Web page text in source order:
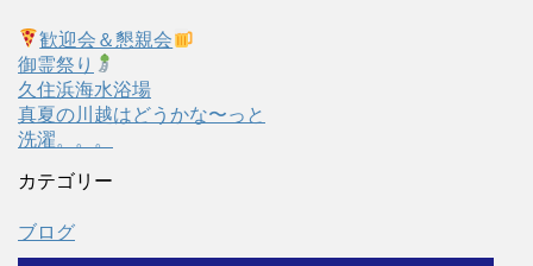
歓迎会＆懇親会
御霊祭り
久住浜海水浴場
真夏の川越はどうかな〜っと
洗濯。。。
カテゴリー
ブログ